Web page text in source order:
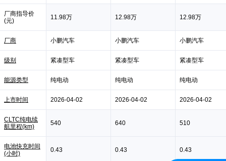
厂商指导价
(元)
11.98万 12.98万 12.98万
厂商 小鹏汽车 小鹏汽车 小鹏汽车
级别 紧凑型车 紧凑型车 紧凑型车
能源类型 纯电动 纯电动 纯电动
上市时间 2026-04-02 2026-04-02 2026-04-02
CLTC纯电续
航里程(km)
540 640 510
电池快充时间
(小时)
0.43 0.43 0.43